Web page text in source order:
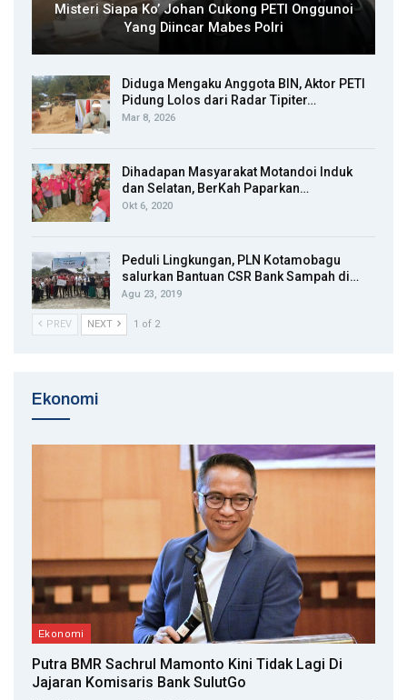
Misteri Siapa Ko’ Johan Cukong PETI Onggunoi
Yang Diincar Mabes Polri
Diduga Mengaku Anggota BIN, Aktor PETI
Pidung Lolos dari Radar Tipiter…
Mar 8, 2026
Dihadapan Masyarakat Motandoi Induk
dan Selatan, BerKah Paparkan…
Okt 6, 2020
Peduli Lingkungan, PLN Kotamobagu
salurkan Bantuan CSR Bank Sampah di…
Agu 23, 2019
PREV NEXT 1 of 2
Ekonomi
Ekonomi
Putra BMR Sachrul Mamonto Kini Tidak Lagi Di
Jajaran Komisaris Bank SulutGo